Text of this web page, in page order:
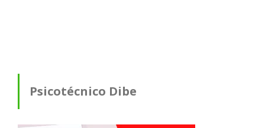
Psicotécnico Dibe